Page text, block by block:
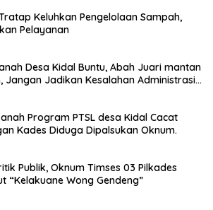
Keluhkan Pengelolaan Sampah,
Pelayanan
Desa Kidal Buntu, Abah Juari mantan
Jangan Jadikan Kesalahan Administrasi
Program PTSL desa Kidal Cacat
Kades Diduga Dipalsukan Oknum.
Publik, Oknum Timses 03 Pilkades
“Kelakuane Wong Gendeng”